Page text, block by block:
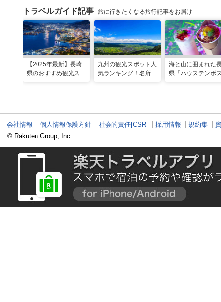
トラベルガイド記事 旅に行きたくなる旅行記事をお届け
【2025年最新】長崎
県のおすすめ観光スポ
九州の観光スポット人
気ランキング！名所も
海と山に囲まれた
県「ハウステンボ
会社情報 個人情報保護方針 社会的責任[CSR] 採用情報 規約集
© Rakuten Group, Inc.